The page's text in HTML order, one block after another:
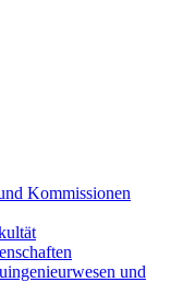
Kommissionen
und